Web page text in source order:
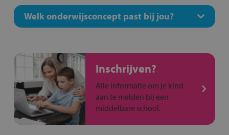
Welk onderwijsconcept past bij jou?
Inschrijven?
Alle informatie om je kind
aan te melden bij een
middelbare school.